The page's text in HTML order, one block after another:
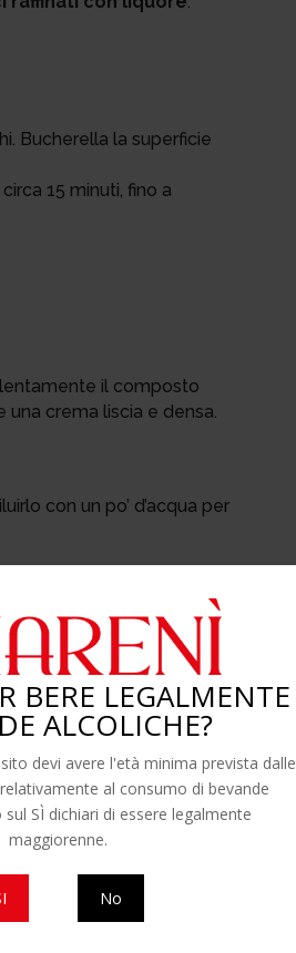
BERE LEGALMENTE
ALCOLICHE?
devi avere l'età minima prevista dalle
al consumo di bevande
sul SÌ dichiari di essere legalmente
maggiorenne.
No
Bucherella la superficie
15 minuti, fino a
lentamente il composto
crema liscia e densa.
con un po’ d’acqua per
di servire: i sapori si
al limone e l’intensità del
ideale per